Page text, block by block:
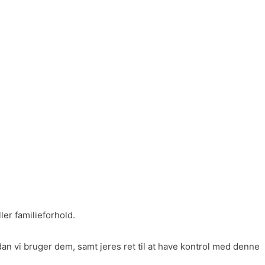
familieforhold.
vi bruger dem, samt jeres ret til at have kontrol med denne